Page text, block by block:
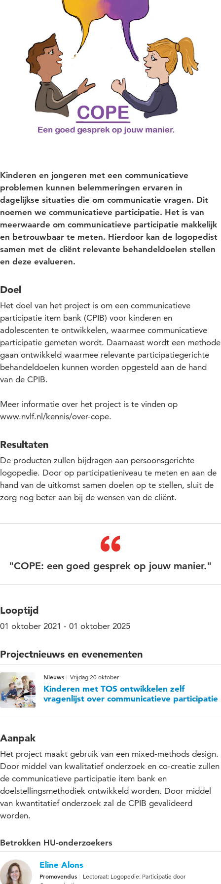
Kinderen en jongeren met een communicatieve
problemen kunnen belemmeringen ervaren in
dagelijkse situaties die om communicatie vragen. Dit
noemen we communicatieve participatie. Het is van
meerwaarde om communicatieve participatie makkelijk
en betrouwbaar te meten. Hierdoor kan de logopedist
samen met de cliënt relevante behandeldoelen stellen
en deze evalueren.
Doel
Het doel van het project is om een communicatieve
participatie item bank (CPIB) voor kinderen en
adolescenten te ontwikkelen, waarmee communicatieve
participatie gemeten wordt. Daarnaast wordt een methode
gaan ontwikkeld waarmee relevante participatiegerichte
behandeldoelen kunnen worden opgesteld aan de hand
van de CPIB.
Meer informatie over het project is te vinden op
www.nvlf.nl/kennis/over-cope.
Resultaten
De producten zullen bijdragen aan persoonsgerichte
logopedie. Door op participatieniveau te meten en aan de
hand van de uitkomst samen doelen op te stellen, sluit de
zorg nog beter aan bij de wensen van de cliënt.
"COPE: een goed gesprek op jouw manier."
Looptijd
01 oktober 2021 - 01 oktober 2025
Projectnieuws en evenementen
Nieuws Vrijdag 20 oktober
Kinderen met TOS ontwikkelen zelf
vragenlijst over communicatieve participatie
Aanpak
Het project maakt gebruik van een mixed-methods design.
Door middel van kwalitatief onderzoek en co-creatie zullen
de communicatieve participatie item bank en
doelstellingsmethodiek ontwikkeld worden. Door middel
van kwantitatief onderzoek zal de CPIB gevalideerd
worden.
Betrokken HU-onderzoekers
Eline Alons
Promovendus
Lectoraat: Logopedie: Participatie door